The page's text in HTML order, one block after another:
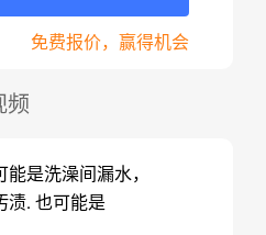
免费报价，赢得机会
频
是洗澡间漏水，
渍. 也可能是